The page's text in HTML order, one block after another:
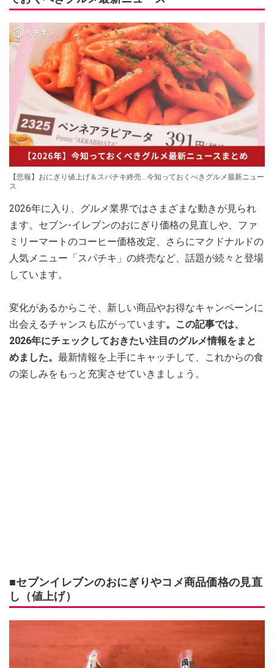
【悲報】おにぎり値上げ＆スパチキ終売…今知っておくべきグルメ最新ニュー
ス
2026年に入り、グルメ業界ではさまざまな動きが見られ
ます。セブン-イレブンのおにぎり価格の見直しや、ファ
ミリーマートのコーヒー価格改定、さらにマクドナルドの
人気メニュー「スパチキ」の終売など、話題が続々と登場
しています。
変化があるからこそ、新しい商品やお得なキャンペーンに
出会えるチャンスも広がっています。この記事では、
2026年にチェックしておきたい注目のグルメ情報をまと
めました。 最新情報を上手にキャッチして、これからの食
の楽しみをもっと充実させていきましょう。
■セブンイレブンのおにぎりやコメ商品価格の見直
し（値上げ）